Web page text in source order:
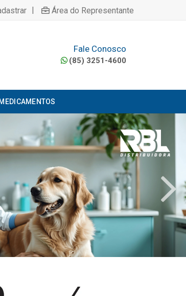
| Área do Representante
Fale Conosco
(85) 3251-4600
MEDICAMENTOS